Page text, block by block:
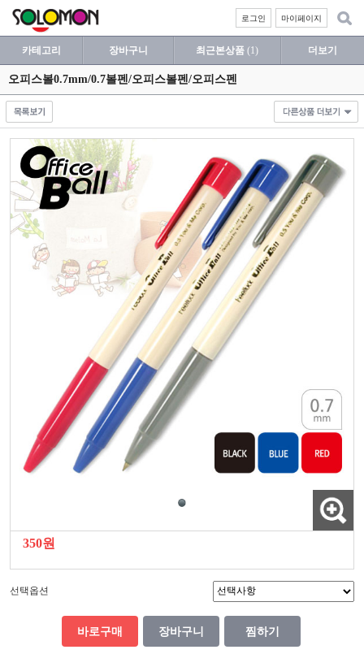
마이페이지
로그인
카테고리 장바구니 최근본상품 (1) 더보기
오피스볼0.7mm/0.7볼펜/오피스볼펜/오피스펜
350원
선택옵션
바로구매 장바구니 찜하기